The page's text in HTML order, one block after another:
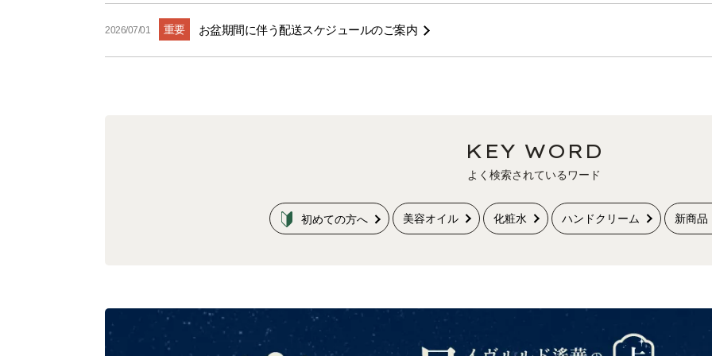
2026/07/01 重要 お盆期間に伴う配送スケジュールのご案内
KEY WORD
よく検索されているワード
初めての方へ 美容オイル 化粧水 ハンドクリーム 新商品